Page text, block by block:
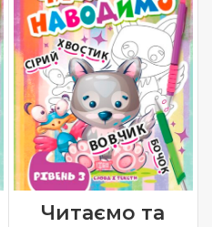
Читаємо та